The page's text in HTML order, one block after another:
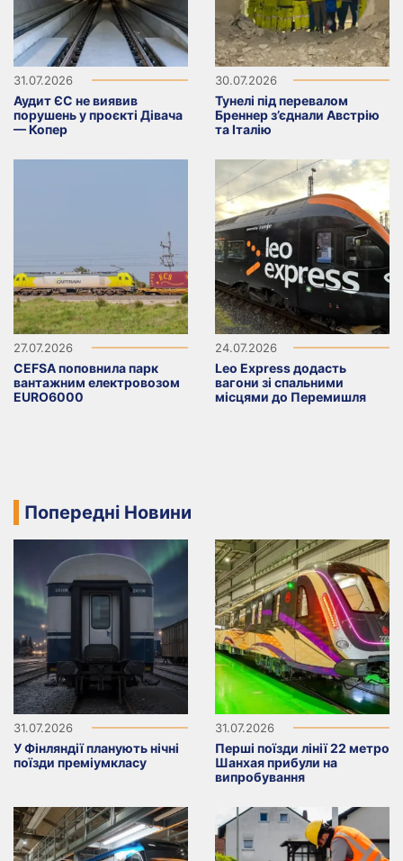
31.07.2026
Аудит ЄС не виявив
порушень у проєкті Дівача
— Копер
30.07.2026
Тунелі під перевалом
Бреннер з’єднали Австрію
та Італію
27.07.2026
CEFSA поповнила парк
вантажним електровозом
EURO6000
24.07.2026
Leo Express додасть
вагони зі спальними
місцями до Перемишля
Попередні Новини
31.07.2026
У Фінляндії планують нічні
поїзди преміумкласу
31.07.2026
Перші поїзди лінії 22 метро
Шанхая прибули на
випробування